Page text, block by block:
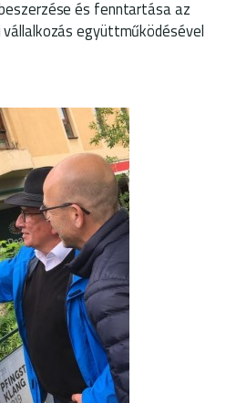
és fenntartása az
együttműködésével